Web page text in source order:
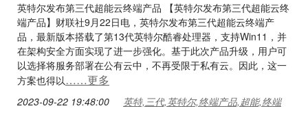
英特尔发布第三代超能云终端产品 【英特尔发布第三代超能云终
端产品】财联社9月22日电，英特尔发布第三代超能云终端产
品，最新版本搭载了第13代英特尔酷睿处理器，支持Win11，并
在架构安全方面实现了进一步强化。基于此次产品升级，用户可
以选择将服务部署在公有云中，不再受限于私有云。因此，这一
方案也得以……更多
2023-09-22 19:48:00 英特,三代,英特尔,终端产品,超能,终端